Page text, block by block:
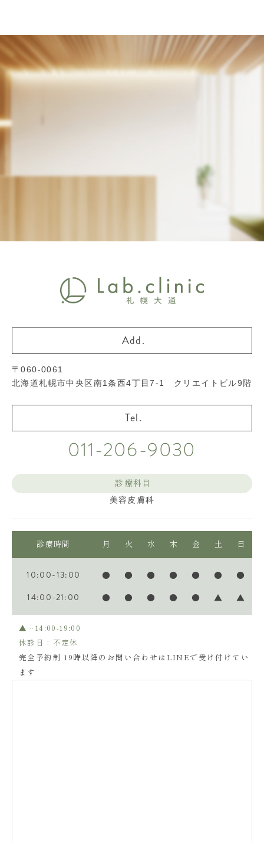
〒060-0061
北海道札幌市中央区南1条西4丁目7-1 クリエイトビル9階
011-206-9030
診療科目
美容皮膚科
診療時間 月 火 水 木 金 土 日
10:00-13:00 ● ● ● ● ● ● ●
14:00-21:00 ● ● ● ● ● ▲ ▲
▲…14:00-19:00
休診日：不定休
完全予約制 19時以降のお問い合わせはLINEで受け付けてい
ます